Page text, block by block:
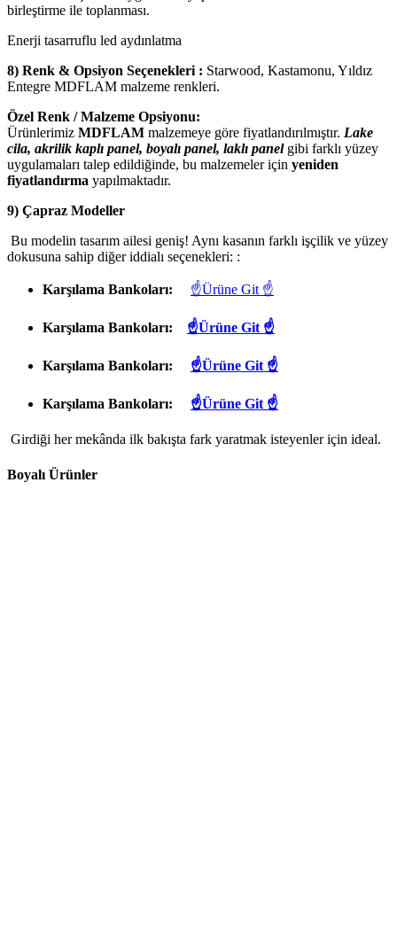
birleştirme ile toplanması.
Enerji tasarruflu led aydınlatma
8) Renk & Opsiyon Seçenekleri : Starwood, Kastamonu, Yıldız
Entegre MDFLAM malzeme renkleri.
Özel Renk / Malzeme Opsiyonu:
Ürünlerimiz MDFLAM malzemeye göre fiyatlandırılmıştır. Lake
cila, akrilik kaplı panel, boyalı panel, laklı panel gibi farklı yüzey
uygulamaları talep edildiğinde, bu malzemeler için yeniden
fiyatlandırma yapılmaktadır.
9) Çapraz Modeller
Bu modelin tasarım ailesi geniş! Aynı kasanın farklı işçilik ve yüzey
dokusuna sahip diğer iddialı seçenekleri: :
Karşılama Bankoları: ☝Ürüne Git ☝
Karşılama Bankoları: ☝Ürüne Git ☝
Karşılama Bankoları: ☝Ürüne Git ☝
Karşılama Bankoları: ☝Ürüne Git ☝
Girdiği her mekânda ilk bakışta fark yaratmak isteyenler için ideal.
Boyalı Ürünler